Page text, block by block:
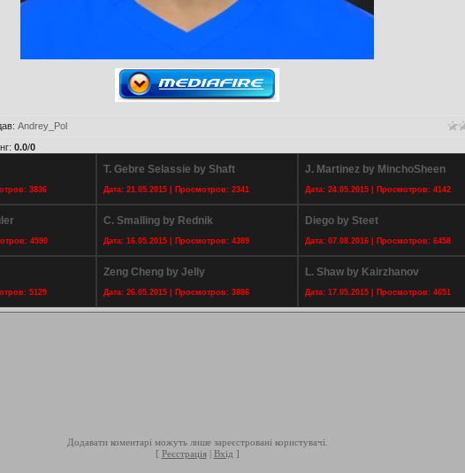
: Andrey_Pol
: 0.0/0
3836
T. Gebre Selassie by Shaft
Дата: 21.05.2015 | Просмотров: 2341
J. Martinez by MinchoSheen
Дата: 24.05.2015 | Просмотров: 4142
4590
C. Smalling by Rednik
Дата: 16.05.2015 | Просмотров: 4389
Diego by Steet
Дата: 07.08.2016 | Просмотров: 6458
5129
Zeng Cheng by Jelly
Дата: 26.05.2015 | Просмотров: 3886
L. Shaw by Kairzhanov
Дата: 17.05.2015 | Просмотров: 4651
Додавати коментарі можуть лише зареєстровані користувачі.
[ Реєстрація| Вхід ]